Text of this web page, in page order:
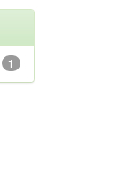
1